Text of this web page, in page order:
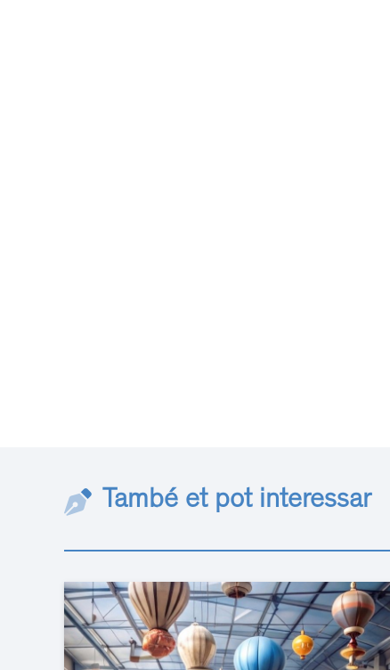
També et pot interessar